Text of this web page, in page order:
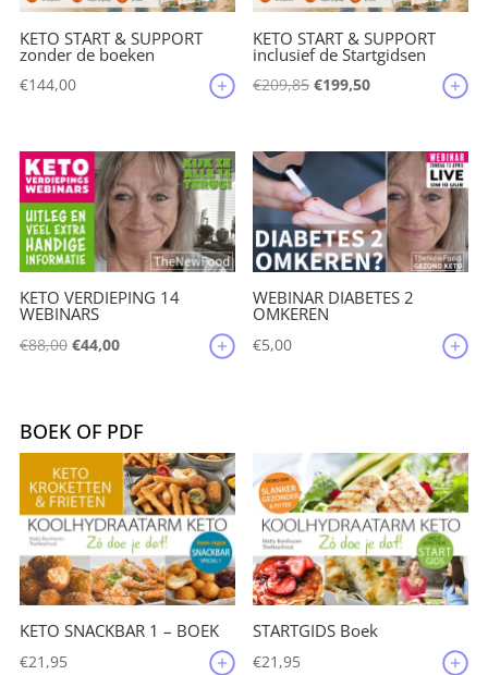
KETO START & SUPPORT
zonder de boeken
€144,00
KETO START & SUPPORT
inclusief de Startgidsen
€209,85Oorspronkelijke
€209,85.
€199,50Huidige
€199,50.
KETO VERDIEPING 14
WEBINARS
€88,00 Oorspronkelijke
€88,00.
€44,00Huidige
€44,00.
WEBINAR DIABETES 2
OMKEREN
€5,00
BOEK OF PDF
KETO SNACKBAR 1 – BOEK
€21,95
STARTGIDS Boek
€21,95